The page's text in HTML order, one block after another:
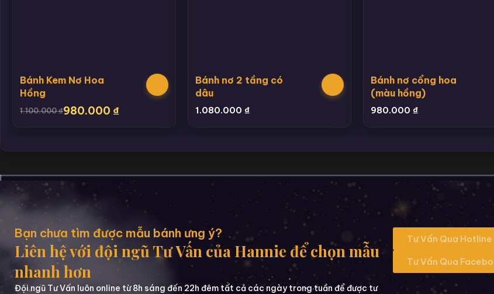
Bánh Kem Nơ Hoa
Hồng
1.100.000₫980.000 ₫
Bánh nơ 2 tầng có
dâu
1.080.000 ₫
Bánh nơ cổng hoa
(màu hồng)
980.000 ₫
Bạn chưa tìm được mẫu bánh ưng ý?
Liên hệ với đội ngũ Tư Vấn của Hannie để chọn mẫu
nhanh hơn
Đội ngũ Tư Vấn luôn online từ 8h sáng đến 22h đêm tất cả các ngày trong tuần để được tư
Tư Vấn Qua
Tư Vấn Qua